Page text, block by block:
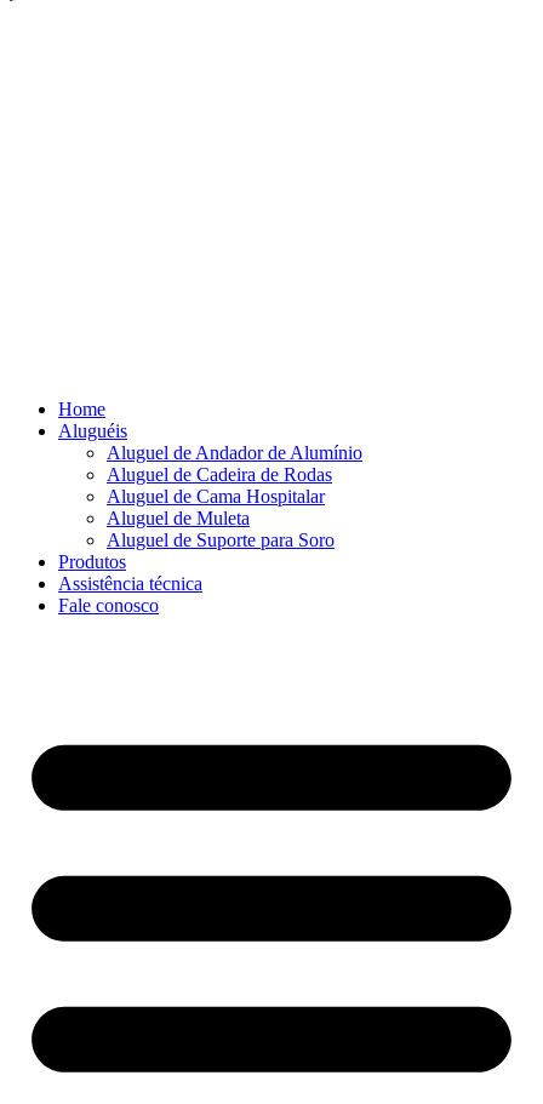
Home
Aluguéis
Aluguel de Andador de Alumínio
Aluguel de Cadeira de Rodas
Aluguel de Cama Hospitalar
Aluguel de Muleta
Aluguel de Suporte para Soro
Produtos
Assistência técnica
Fale conosco